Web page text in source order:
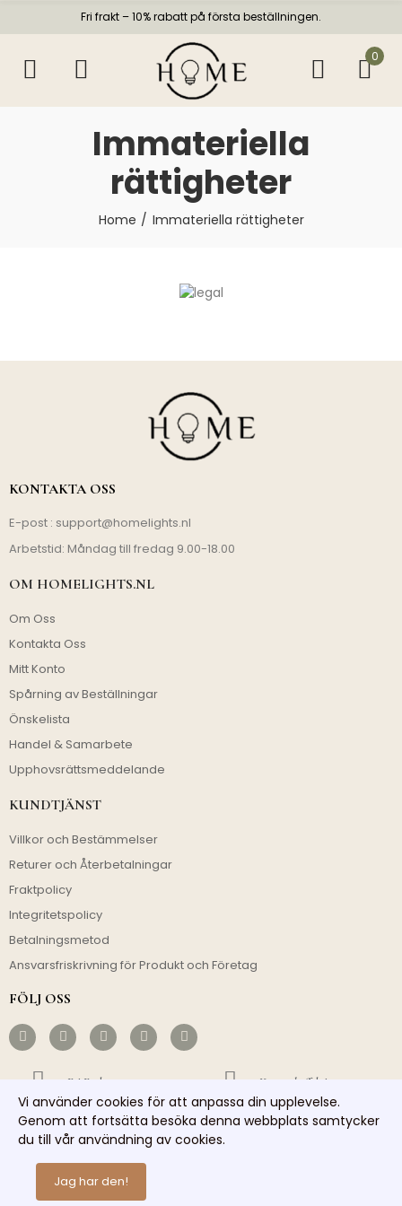
Fri frakt – 10% rabatt på första beställningen.
0
Immateriella
rättigheter
Home Immateriella rättigheter
KONTAKTA OSS
E-post : support@homelights.nl
Arbetstid: Måndag till fredag 9.00-18.00
OM HOMELIGHTS.NL
Om Oss
Kontakta Oss
Mitt Konto
Spårning av Beställningar
Önskelista
Handel & Samarbete
Upphovsrättsmeddelande
KUNDTJÄNST
Villkor och Bestämmelser
Returer och Återbetalningar
Fraktpolicy
Integritetspolicy
Betalningsmetod
Ansvarsfriskrivning för Produkt och Företag
FÖLJ OSS
Fri Frakt Kostnadseffektivt
Snabb Avsändning Ansvarsfull Service
Vi använder cookies för att anpassa din upplevelse.
Genom att fortsätta besöka denna webbplats samtycker
du till vår användning av cookies.
Jag har den!